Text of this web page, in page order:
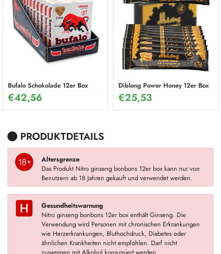
Bufalo Schokolade 12er Box
€42,56
Diblong Power Honey 12er Box
€25,53
PRODUKTDETAILS
Altersgrenze
Das Produkt Nitro ginseng bonbons 12er box kann nur von
Benutzern ab 18 Jahren gekauft und verwendet werden.
Gesundheitswarnung
Nitro ginseng bonbons 12er box enthält Ginseng. Die
Verwendung wird Personen mit chronischen Erkrankungen
wie Herzerkrankungen, Bluthochdruck, Diabetes oder
ähnlichen Krankheiten nicht empfohlen. Darf nicht
zusammen mit Alkohol konsumiert werden.